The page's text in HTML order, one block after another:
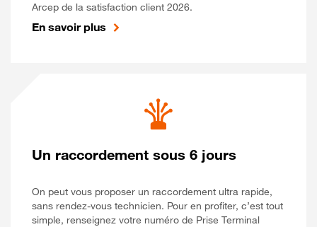
Arcep de la satisfaction client 2026.
En savoir plus
Un raccordement sous 6 jours
On peut vous proposer un raccordement ultra rapide,
sans rendez-vous technicien. Pour en profiter, c’est tout
simple, renseignez votre numéro de Prise Terminal